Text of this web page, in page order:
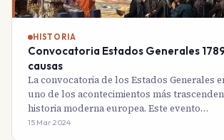
HISTORIA
Convocatoria Estados Generales
causas
La convocatoria de los Estados Generales
uno de los acontecimientos más
historia moderna europea. Este evento…
15 Mar 2024